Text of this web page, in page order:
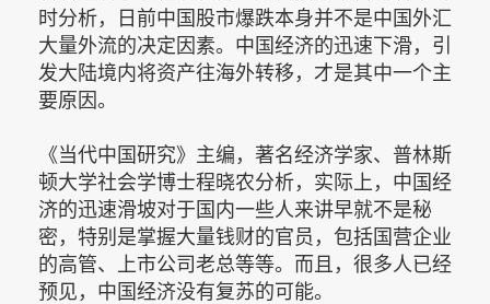
时分析，日前中国股市爆跌本身并不是中国外汇
大量外流的决定因素。中国经济的迅速下滑，引
发大陆境内将资产往海外转移，才是其中一个主
要原因。
《当代中国研究》主编，著名经济学家、普林斯
顿大学社会学博士程晓农分析，实际上，中国经
济的迅速滑坡对于国内一些人来讲早就不是秘
密，特别是掌握大量钱财的官员，包括国营企业
的高管、上市公司老总等等。而且，很多人已经
预见，中国经济没有复苏的可能。